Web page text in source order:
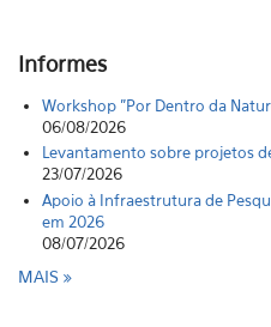
Informes
Workshop "Por Dentro da
06/08/2026
Levantamento sobre projetos
23/07/2026
Apoio à Infraestrutura de
em 2026
08/07/2026
MAIS